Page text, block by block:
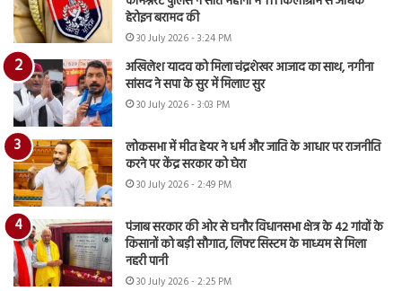
हेरोइन बरामद की
30 July 2026 - 3:24 PM
अखिलेश यादव को मिला चंद्रशेखर आजाद का साथ, नगीना
सांसद ने सपा के सुर में मिलाए सुर
30 July 2026 - 3:03 PM
लोकसभा में मीत हेयर ने धर्म और जाति के आधार पर राजनीति
करने पर केंद्र सरकार को घेरा
30 July 2026 - 2:49 PM
पंजाब सरकार की ओर से घनौर विधानसभा क्षेत्र के 42 गांवों के
किसानों को बड़ी सौगात, लिफ्ट सिस्टम के माध्यम से मिला
नहरी पानी
30 July 2026 - 2:25 PM